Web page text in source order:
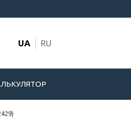
UA RU